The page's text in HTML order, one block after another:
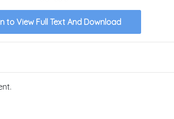
to View Full Text And Download